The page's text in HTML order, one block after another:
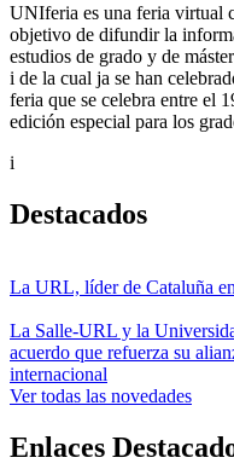
UNIferia es una feria virtual
objetivo de difundir la
estudios de grado y de
i de la cual ja se han
feria que se celebra entre el
edición especial para los
i
Destacados
La URL, líder de Cataluña
La Salle-URL y la
acuerdo que refuerza su
internacional
Ver todas las novedades
Enlaces